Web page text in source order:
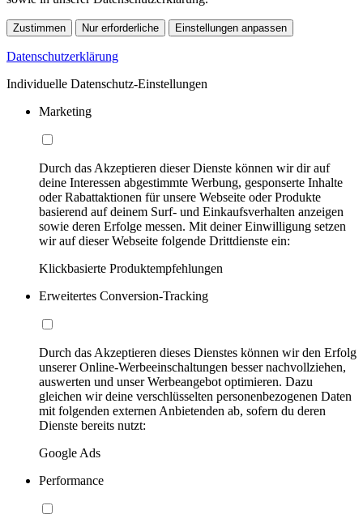
Zustimmen Nur erforderliche Einstellungen anpassen
Datenschutzerklärung
Individuelle Datenschutz-Einstellungen
Marketing
Durch das Akzeptieren dieser Dienste können wir dir auf
deine Interessen abgestimmte Werbung, gesponserte Inhalte
oder Rabattaktionen für unsere Webseite oder Produkte
basierend auf deinem Surf- und Einkaufsverhalten anzeigen
sowie deren Erfolge messen. Mit deiner Einwilligung setzen
wir auf dieser Webseite folgende Drittdienste ein:
Klickbasierte Produktempfehlungen
Erweitertes Conversion-Tracking
Durch das Akzeptieren dieses Dienstes können wir den Erfolg
unserer Online-Werbeeinschaltungen besser nachvollziehen,
auswerten und unser Werbeangebot optimieren. Dazu
gleichen wir deine verschlüsselten personenbezogenen Daten
mit folgenden externen Anbietenden ab, sofern du deren
Dienste bereits nutzt:
Google Ads
Performance